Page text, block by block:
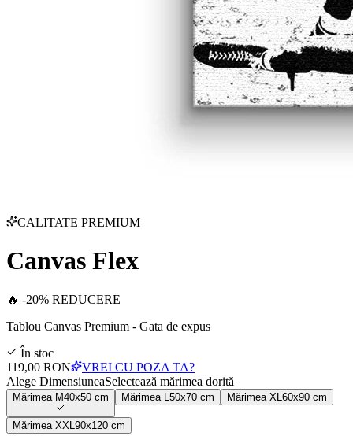
CALITATE PREMIUM
Canvas Flex
🔥 -20% REDUCERE
Tablou Canvas Premium - Gata de expus
În stoc
119,00 RON
VREI CU POZA TA?
Alege DimensiuneaSelectează mărimea dorită
Mărimea M40x50 cm Mărimea 50x70 cm Mărimea XL 60x90 cm
Mărimea XXL 90x120 cm